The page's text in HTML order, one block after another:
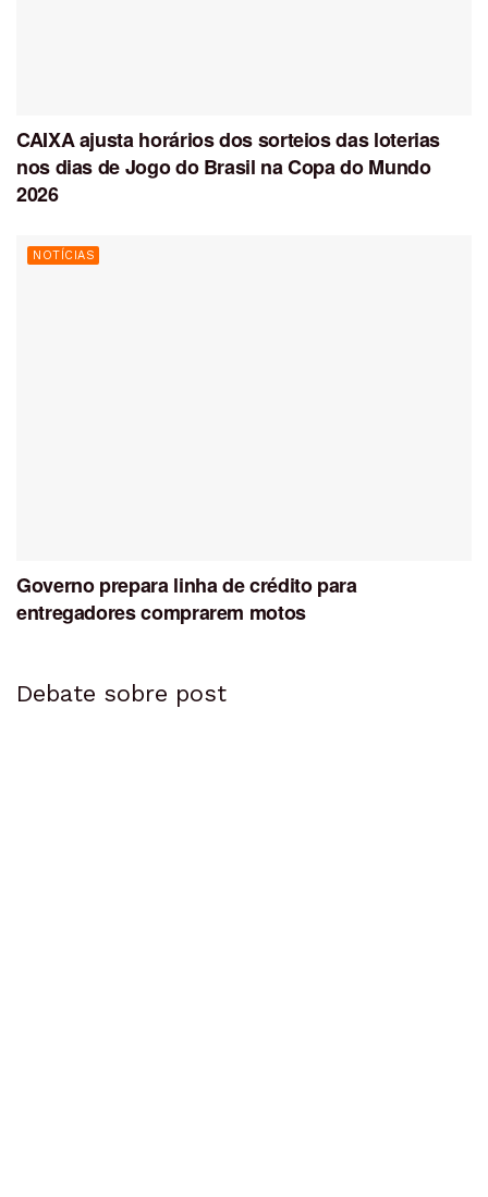
CAIXA ajusta horários dos sorteios das loterias
nos dias de Jogo do Brasil na Copa do Mundo
2026
NOTÍCIAS
Governo prepara linha de crédito para
entregadores comprarem motos
Debate sobre post